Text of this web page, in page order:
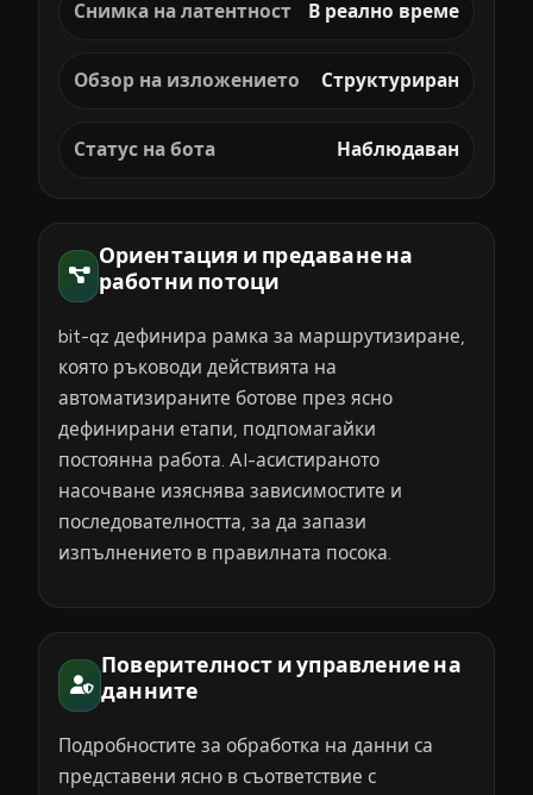
Снимка на латентност В реално време
Обзор на изложението Структуриран
Статус на бота Наблюдаван
Ориентация и предаване на
работни потоци
bit-qz дефинира рамка за маршрутизиране,
която ръководи действията на
автоматизираните ботове през ясно
дефинирани етапи, подпомагайки
постоянна работа. AI-асистираното
насочване изяснява зависимостите и
последователността, за да запази
изпълнението в правилната посока.
Поверителност и управление на
данните
Подробностите за обработка на данни са
представени ясно в съответствие с